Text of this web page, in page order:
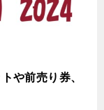
や前売り券、